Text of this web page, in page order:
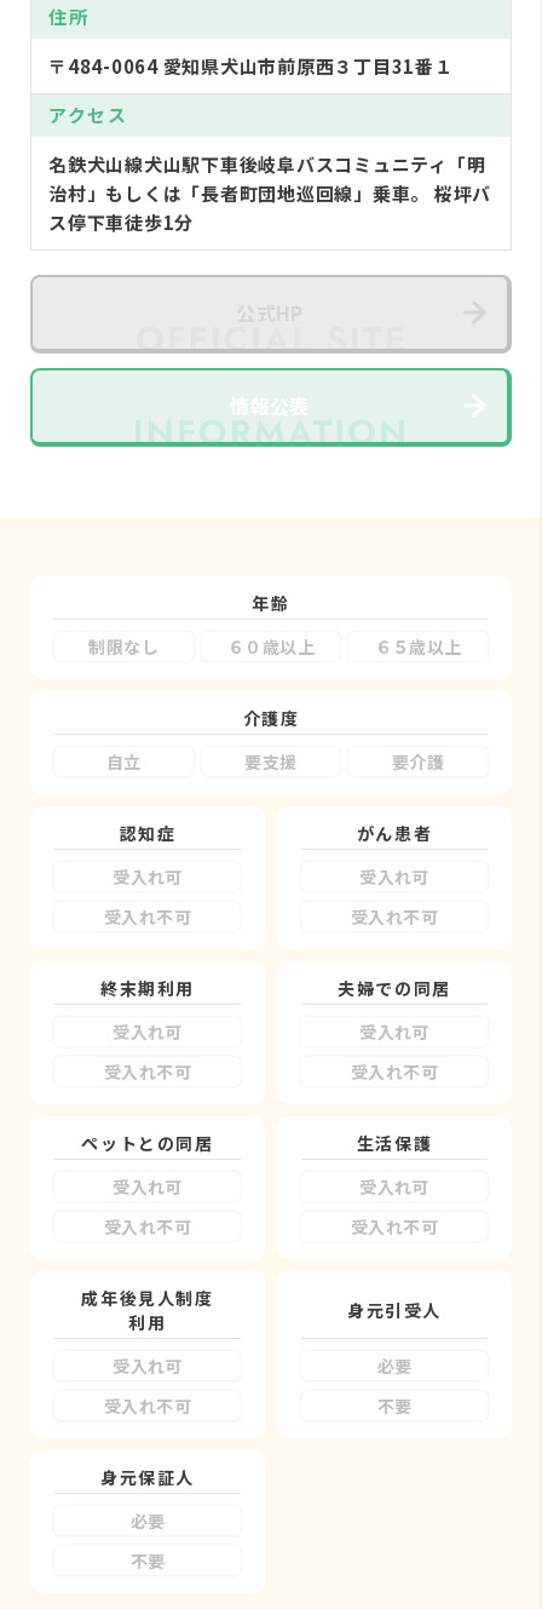
住所
〒484-0064 愛知県犬山市前原西３丁目31番１
アクセス
名鉄犬山線犬山駅下車後岐阜バスコミュニティ「明
治村」もしくは「長者町団地巡回線」乗車。 桜坪バ
ス停下車徒歩1分
情報公表
年齢
制限なし
６０歳以上 ６５歳以上
介護度
自立
要支援 要介護
認知症
受入れ可
受入れ不可
がん患者
受入れ可
受入れ不可
終末期利用
受入れ可
受入れ不可
夫婦での同居
受入れ可
受入れ不可
ペットとの同居
受入れ可
受入れ不可
生活保護
受入れ可
受入れ不可
成年後見人制度
利用
受入れ可
受入れ不可
身元引受人
必要
不要
身元保証人
必要
不要